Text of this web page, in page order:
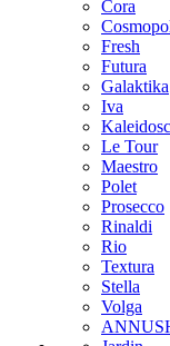
Cora
Fresh
Futura
Galaktika
Iva
Le Tour
Maestro
Polet
Prosecco
Rinaldi
Rio
Textura
Stella
Volga